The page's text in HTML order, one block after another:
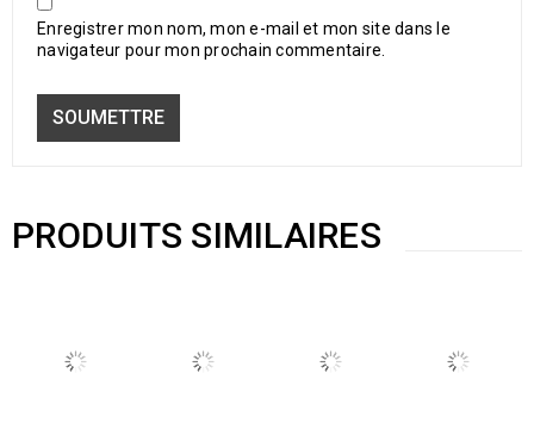
Enregistrer mon nom, mon e-mail et mon site dans le
navigateur pour mon prochain commentaire.
PRODUITS SIMILAIRES